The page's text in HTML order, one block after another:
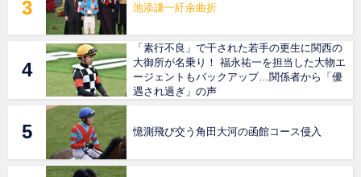
池添謙一紆余曲折
「素行不良」で干された若手の更生に関西の
大御所が名乗り！ 福永祐一を担当した大物エ
ージェントもバックアップ…関係者から「優
遇され過ぎ」の声
憶測飛び交う角田大河の函館コース侵入